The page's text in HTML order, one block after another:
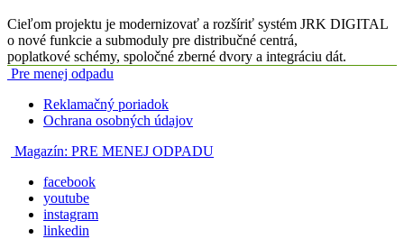
Cieľom projektu je modernizovať a rozšíriť systém JRK DIGITAL
o nové funkcie a submoduly pre distribučné centrá,
poplatkové schémy, spoločné zberné dvory a integráciu dát.
Pre menej odpadu
Reklamačný poriadok
Ochrana osobných údajov
Magazín: PRE MENEJ ODPADU
facebook
youtube
instagram
linkedin